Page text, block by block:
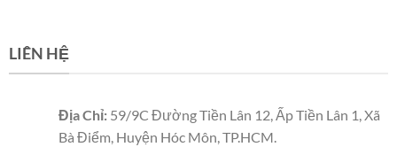
LIÊN HỆ
Địa Chỉ:59/9C Đường Tiền Lân 12, Ấp Tiền Lân 1, Xã
Bà Điểm, Huyện Hóc Môn, TP.HCM.